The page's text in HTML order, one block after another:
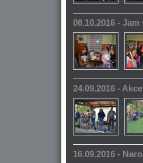
08.10.2016 -
24.09.2016 -
16.09.2016 -